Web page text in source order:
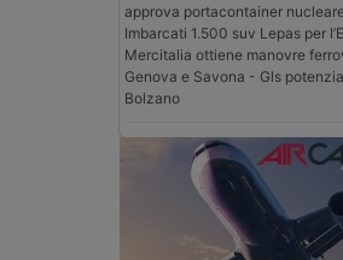
approva portacontainer
Imbarcati 1.500 suv Lepas per
Mercitalia ottiene manovre
Genova e Savona - Gls
Bolzano